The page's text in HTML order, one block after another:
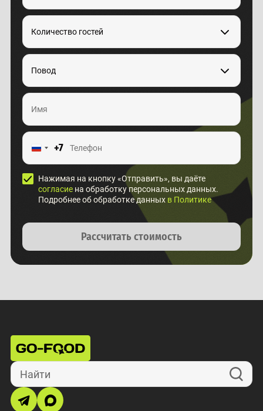
Количество гостей
Повод
+7
Нажимая на кнопку «Отправить», вы даёте
согласие на обработку персональных данных.
Подробнее об обработке данных в Политике
Рассчитать стоимость
Найти